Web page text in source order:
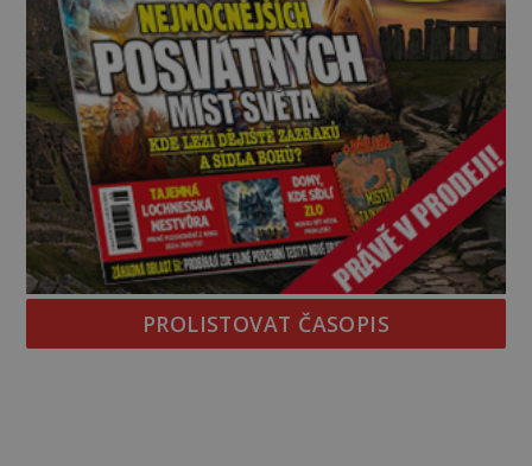
PROLISTOVAT ČASOPIS